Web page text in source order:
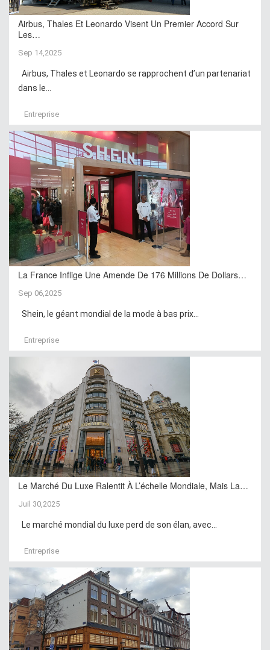
Airbus, Thales Et Leonardo Visent Un Premier Accord Sur
Les…
Sep 14,2025
Airbus, Thales et Leonardo se rapprochent d’un partenariat
dans le...
Entreprise
La France Inflige Une Amende De 176 Millions De Dollars…
Sep 06,2025
Shein, le géant mondial de la mode à bas prix...
Entreprise
Le Marché Du Luxe Ralentit À L’échelle Mondiale, Mais La…
Juil 30,2025
Le marché mondial du luxe perd de son élan, avec...
Entreprise